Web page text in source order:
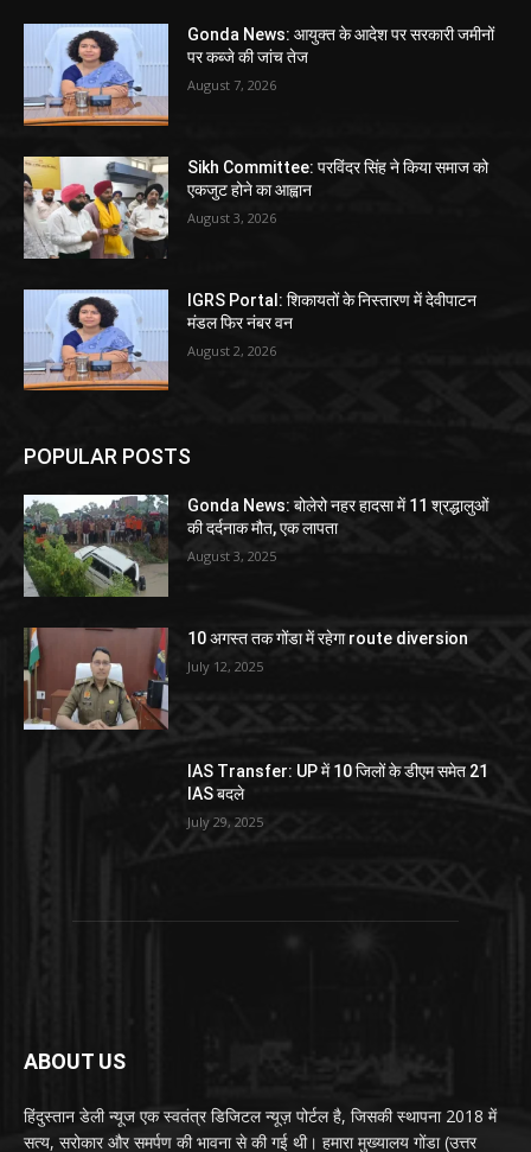
Gonda News: आयुक्त के आदेश पर सरकारी जमीनों
पर कब्जे की जांच तेज
August 7, 2026
Sikh Committee: परविंदर सिंह ने किया समाज को
एकजुट होने का आह्वान
August 3, 2026
IGRS Portal: शिकायतों के निस्तारण में देवीपाटन
मंडल फिर नंबर वन
August 2, 2026
POPULAR POSTS
Gonda News: बोलेरो नहर हादसा में 11 श्रद्धालुओं
की दर्दनाक मौत, एक लापता
August 3, 2025
10 अगस्त तक गोंडा में रहेगा route diversion
July 12, 2025
IAS Transfer: UP में 10 जिलों के डीएम समेत 21
IAS बदले
July 29, 2025
ABOUT US
हिंदुस्तान डेली न्यूज एक स्वतंत्र डिजिटल न्यूज़ पोर्टल है, जिसकी स्थापना 2018 में
सत्य, सरोकार और समर्पण की भावना से की गई थी। हमारा मुख्यालय गोंडा (उत्तर